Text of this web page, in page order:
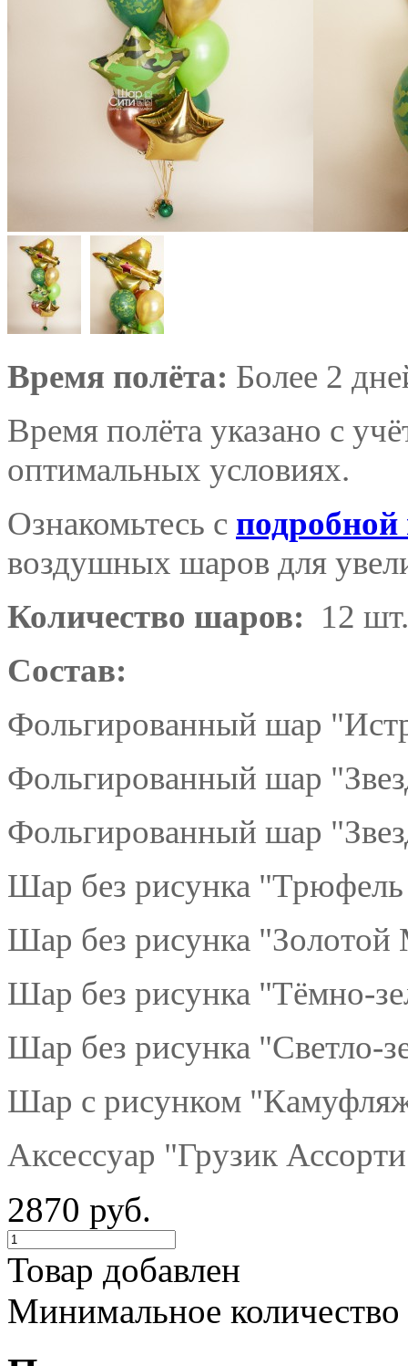
Время полёта: Более 2
Время полёта указано с
оптимальных условиях.
Ознакомьтесь с
воздушных шаров для
Количество шаров: 12 шт.
Состав:
Фольгированный шар
Фольгированный шар
Фольгированный шар
Шар без рисунка
Шар без рисунка "Золотой
Шар без рисунка "Тёмно-
Шар без рисунка "Светло-
Шар с рисунком
Аксессуар "Грузик
2870 руб.
Товар добавлен
Минимальное